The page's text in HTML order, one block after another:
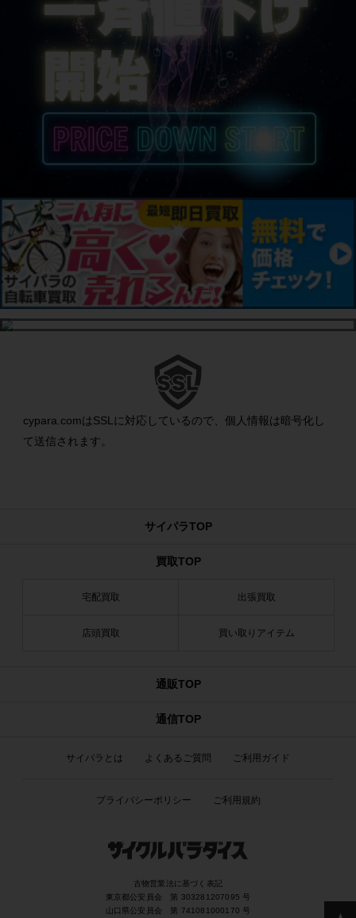
cypara.comはSSLに対応しているので、個人情報は暗号化し
て送信されます。
サイパラTOP
買取TOP
宅配買取 出張買取
店頭買取 買い取りアイテム
通販TOP
通信TOP
サイパラとは よくあるご質問 ご利用ガイド
プライバシーポリシー ご利用規約
古物営業法に基づく表記
東京都公安員会 第 303281207095 号
山口県公安員会 第 741081000170 号